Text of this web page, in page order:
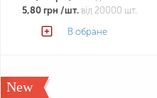
5,80 грн /шт. від 20000 шт.
В обране
New